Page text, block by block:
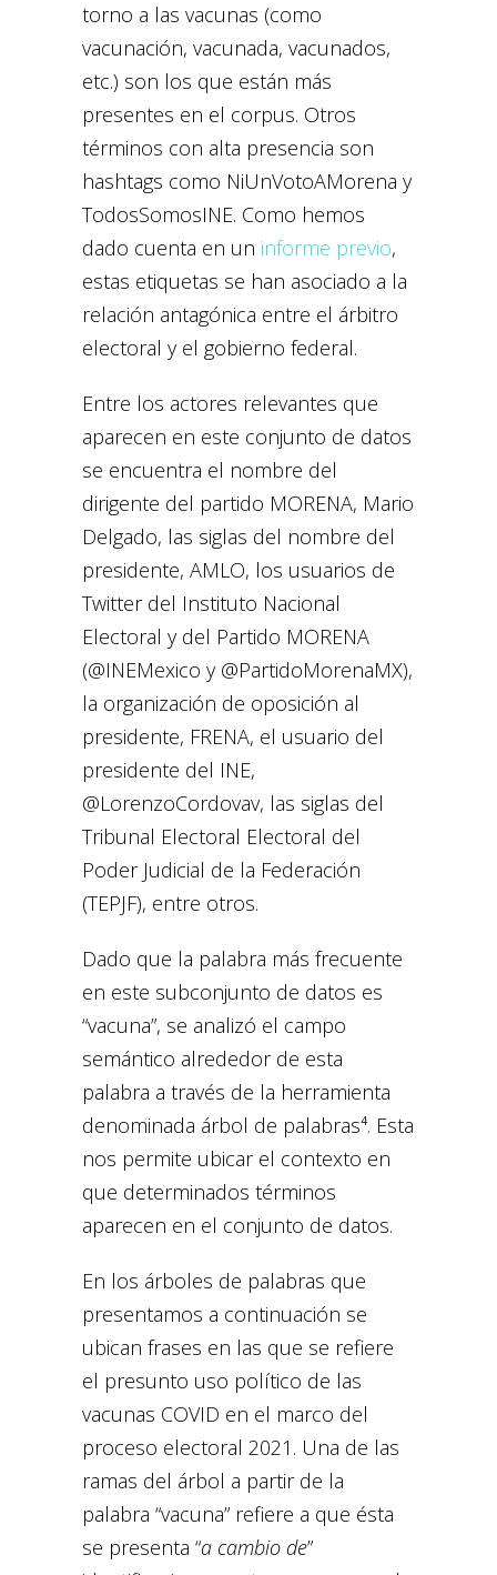
torno a las vacunas (como
vacunación, vacunada, vacunados,
etc.) son los que están más
presentes en el corpus. Otros
términos con alta presencia son
hashtags como NiUnVotoAMorena y
TodosSomosINE. Como hemos
dado cuenta en un informe previo,
estas etiquetas se han asociado a la
relación antagónica entre el árbitro
electoral y el gobierno federal.
Entre los actores relevantes que
aparecen en este conjunto de datos
se encuentra el nombre del
dirigente del partido MORENA, Mario
Delgado, las siglas del nombre del
presidente, AMLO, los usuarios de
Twitter del Instituto Nacional
Electoral y del Partido MORENA
(@INEMexico y @PartidoMorenaMX),
la organización de oposición al
presidente, FRENA, el usuario del
presidente del INE,
@LorenzoCordovav, las siglas del
Tribunal Electoral Electoral del
Poder Judicial de la Federación
(TEPJF), entre otros.
Dado que la palabra más frecuente
en este subconjunto de datos es
“vacuna”, se analizó el campo
semántico alrededor de esta
palabra a través de la herramienta
denominada árbol de palabras⁴. Esta
nos permite ubicar el contexto en
que determinados términos
aparecen en el conjunto de datos.
En los árboles de palabras que
presentamos a continuación se
ubican frases en las que se refiere
el presunto uso político de las
vacunas COVID en el marco del
proceso electoral 2021. Una de las
ramas del árbol a partir de la
palabra “vacuna” refiere a que ésta
se presenta “a cambio de”